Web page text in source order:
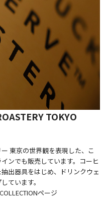
TOKYO
東京の世界観を表現した、こ
ンでも販売しています。コーヒ
出器具をはじめ、ドリンクウェ
ています。
ページ